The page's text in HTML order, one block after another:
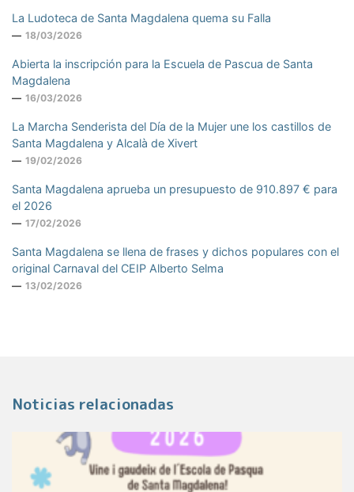
La Ludoteca de Santa Magdalena quema su Falla
18/03/2026
Abierta la inscripción para la Escuela de Pascua de Santa
Magdalena
16/03/2026
La Marcha Senderista del Día de la Mujer une los castillos de
Santa Magdalena y Alcalà de Xivert
19/02/2026
Santa Magdalena aprueba un presupuesto de 910.897 € para
el 2026
17/02/2026
Santa Magdalena se llena de frases y dichos populares con el
original Carnaval del CEIP Alberto Selma
13/02/2026
Noticias relacionadas